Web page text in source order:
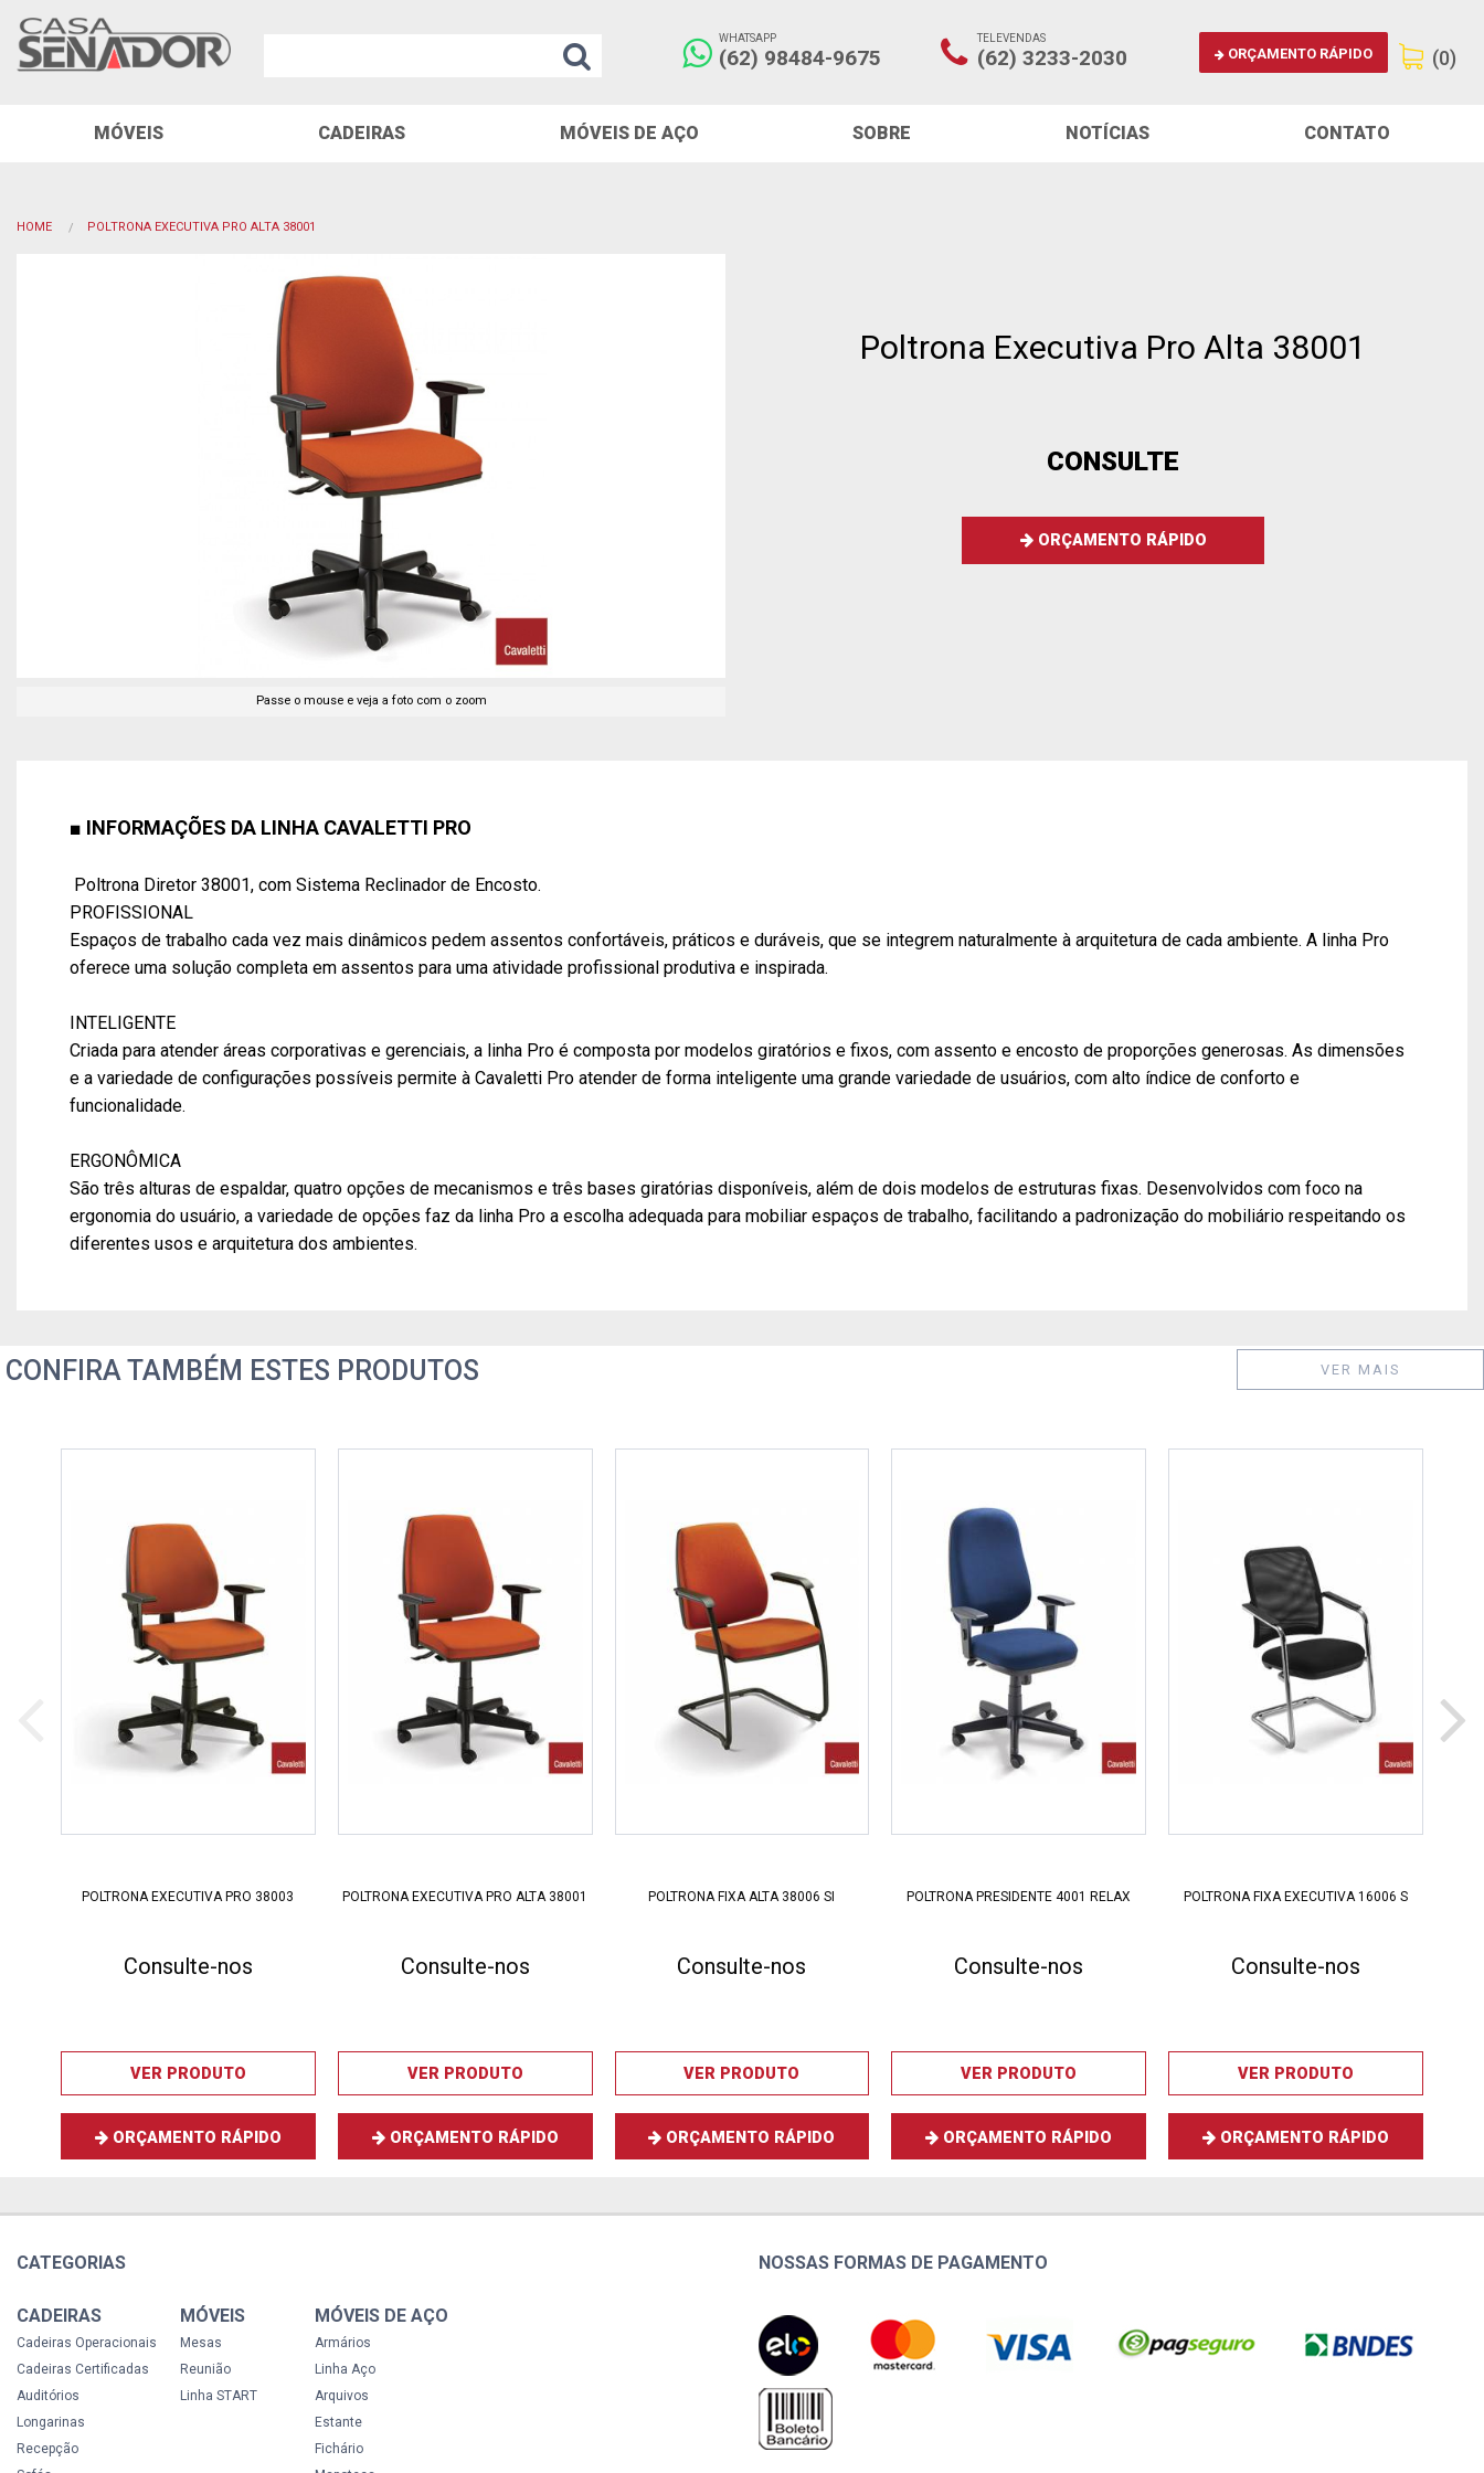
WHATSAPP
(62) 98484-9675
TELEVENDAS
(62) 3233-2030 ORÇAMENTO RÁPIDO (0)
MÓVEIS CADEIRAS MÓVEIS DE AÇO SOBRE NOTÍCIAS CONTATO
HOME POLTRONA EXECUTIVA PRO ALTA 38001
Passe o mouse e veja a foto com o zoom
Poltrona Executiva Pro Alta 38001
CONSULTE
ORÇAMENTO RÁPIDO
■ INFORMAÇÕES DA LINHA CAVALETTI PRO
Poltrona Diretor 38001, com Sistema Reclinador de Encosto.
PROFISSIONAL
Espaços de trabalho cada vez mais dinâmicos pedem assentos confortáveis, práticos e duráveis, que se integrem naturalmente à arquitetura de cada ambiente. A linha Pro
oferece uma solução completa em assentos para uma atividade profissional produtiva e inspirada.
INTELIGENTE
Criada para atender áreas corporativas e gerenciais, a linha Pro é composta por modelos giratórios e fixos, com assento e encosto de proporções generosas. As dimensões
e a variedade de configurações possíveis permite à Cavaletti Pro atender de forma inteligente uma grande variedade de usuários, com alto índice de conforto e
funcionalidade.
ERGONÔMICA
São três alturas de espaldar, quatro opções de mecanismos e três bases giratórias disponíveis, além de dois modelos de estruturas fixas. Desenvolvidos com foco na
ergonomia do usuário, a variedade de opções faz da linha Pro a escolha adequada para mobiliar espaços de trabalho, facilitando a padronização do mobiliário respeitando os
diferentes usos e arquitetura dos ambientes.
CONFIRA TAMBÉM ESTES PRODUTOS VER MAIS
POLTRONA EXECUTIVA PRO 38003
Consulte-nos
VER PRODUTO
ORÇAMENTO RÁPIDO
POLTRONA EXECUTIVA PRO ALTA 38001
Consulte-nos
VER PRODUTO
ORÇAMENTO RÁPIDO
POLTRONA FIXA ALTA 38006 SI
Consulte-nos
VER PRODUTO
ORÇAMENTO RÁPIDO
POLTRONA PRESIDENTE 4001 RELAX
Consulte-nos
VER PRODUTO
ORÇAMENTO RÁPIDO
POLTRONA FIXA EXECUTIVA 16006 S
Consulte-nos
VER PRODUTO
ORÇAMENTO RÁPIDO
CATEGORIAS
CADEIRAS
Cadeiras Operacionais
Cadeiras Certificadas
Auditórios
Longarinas
Recepção
MÓVEIS
Mesas
Reunião
Linha START
MÓVEIS DE AÇO
Armários
Linha Aço
Arquivos
Estante
Fichário
NOSSAS FORMAS DE PAGAMENTO